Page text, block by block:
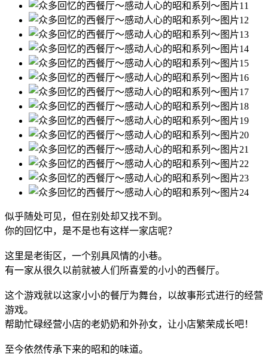
似乎随处可见，但在别处却又找不到。
你的回忆中，是不是也有这样一家店呢？
这里是老街区，一个别具风情的小巷。
有一家从很久以前就被人们所喜爱的小小的西餐厅。
这个游戏就以这家小小的餐厅为舞台，以故事形式进行的经营
游戏。
帮助忙碌经营小店的老奶奶和外孙女，让小店繁荣成长吧！
至今依然传承下来的昭和的味道。